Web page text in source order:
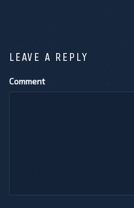
LEAVE A REPLY
Comment